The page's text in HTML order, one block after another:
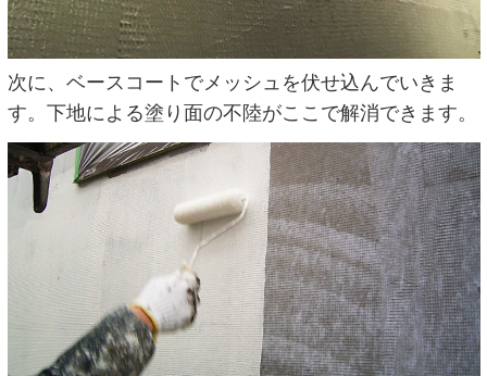
次に、ベースコートでメッシュを伏せ込んでいきま
す。下地による塗り面の不陸がここで解消できます。